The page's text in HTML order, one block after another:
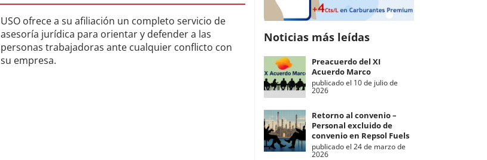
USO ofrece a su afiliación un completo servicio de
asesoría jurídica para orientar y defender a las
personas trabajadoras ante cualquier conflicto con
su empresa.
Noticias más leídas
Preacuerdo del XI
Acuerdo Marco
publicado el 10 de julio de
2026
Retorno al convenio –
Personal excluido de
convenio en Repsol Fuels
publicado el 24 de marzo de
2026